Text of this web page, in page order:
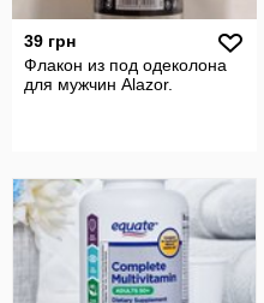
39 грн
Флакон из под одеколона
для мужчин Alazor.